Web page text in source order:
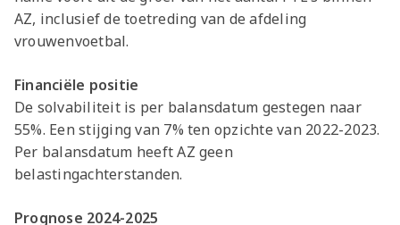
AZ, inclusief de toetreding van de afdeling
vrouwenvoetbal.
Financiële positie
De solvabiliteit is per balansdatum gestegen naar
55%. Een stijging van 7% ten opzichte van 2022-2023.
Per balansdatum heeft AZ geen
belastingachterstanden.
Prognose 2024-2025